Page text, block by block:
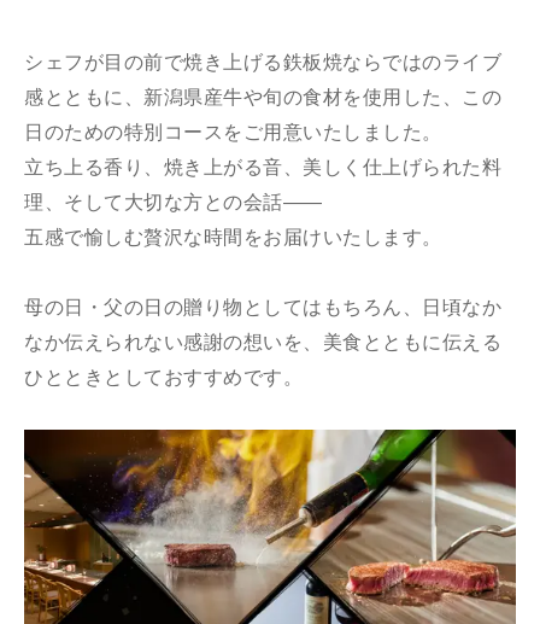
シェフが目の前で焼き上げる鉄板焼ならではのライブ
感とともに、新潟県産牛や旬の食材を使用した、この
日のための特別コースをご用意いたしました。
立ち上る香り、焼き上がる音、美しく仕上げられた料
理、そして大切な方との会話――
五感で愉しむ贅沢な時間をお届けいたします。
母の日・父の日の贈り物としてはもちろん、日頃なか
なか伝えられない感謝の想いを、美食とともに伝える
ひとときとしておすすめです。